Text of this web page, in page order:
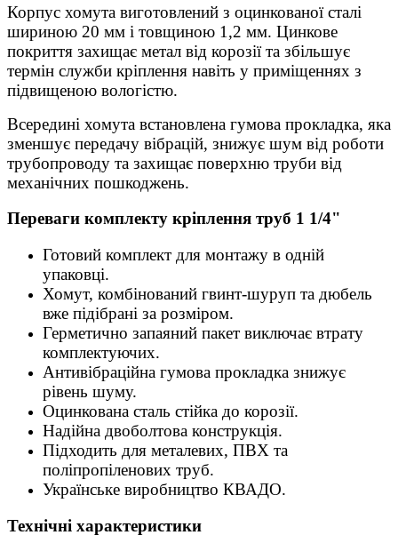
Корпус хомута виготовлений з оцинкованої сталі
шириною 20 мм і товщиною 1,2 мм. Цинкове
покриття захищає метал від корозії та збільшує
термін служби кріплення навіть у приміщеннях з
підвищеною вологістю.
Всередині хомута встановлена гумова прокладка, яка
зменшує передачу вібрацій, знижує шум від роботи
трубопроводу та захищає поверхню труби від
механічних пошкоджень.
Переваги комплекту кріплення труб 1 1/4"
Готовий комплект для монтажу в одній
упаковці.
Хомут, комбінований гвинт-шуруп та дюбель
вже підібрані за розміром.
Герметично запаяний пакет виключає втрату
комплектуючих.
Антивібраційна гумова прокладка знижує
рівень шуму.
Оцинкована сталь стійка до корозії.
Надійна двоболтова конструкція.
Підходить для металевих, ПВХ та
поліпропіленових труб.
Українське виробництво КВАДО.
Технічні характеристики